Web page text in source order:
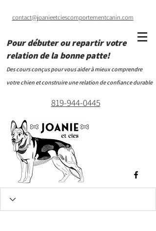
contact@joanieetciescomportementcanin.com
Pour débuter ou repartir votre
relation de la bonne patte!
Des cours conçus pour vous aider à mieux comprendre
votre chien et construire une relation de confiance durable
819-944-0445